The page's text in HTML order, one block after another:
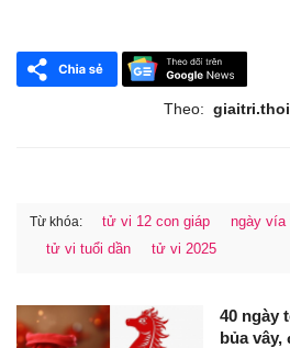
Theo:
Từ khóa: tử vi 12 con giáp ngày vía
tử vi tuổi dần
tử vi 2025
40 ngày
bủa vây,